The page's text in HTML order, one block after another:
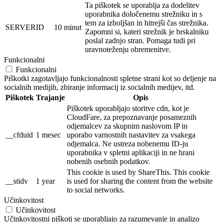
SERVERID 10 minut
Ta piškotek se uporablja za dodelitev
uporabnika določenemu strežniku in s
tem za izboljšan in hitrejši čas strežnika.
Zapomni si, kateri strežnik je brskalniku
poslal zadnjo stran. Pomaga tudi pri
uravnoteženju obremenitve.
Funkcionalni
Funkcionalni
Piškotki zagotavljajo funkcionalnosti spletne strani kot so deljenje na
socialnih medijih, zbiranje informacij iz socialnih medijev, itd.
Piškotek Trajanje Opis
__cfduid 1 mesec
Piškotek uporabljajo storitve cdn, kot je
CloudFare, za prepoznavanje posameznih
odjemalcev za skupnim naslovom IP in
uporabo varnostnih nastavitev za vsakega
odjemalca. Ne ustreza nobenemu ID-ju
uporabnika v spletni aplikaciji in ne hrani
nobenih osebnih podatkov.
__stidv 1 year
This cookie is used by ShareThis. This cookie
is used for sharing the content from the website
to social networks.
Učinkovitost
Učinkovitost
Učinkovitostni piškoti se uporabljajo za razumevanje in analizo